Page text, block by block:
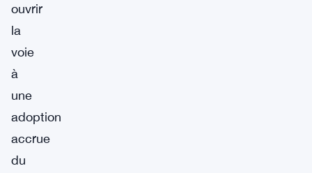
ouvrir
la
voie
à
une
adoption
accrue
du